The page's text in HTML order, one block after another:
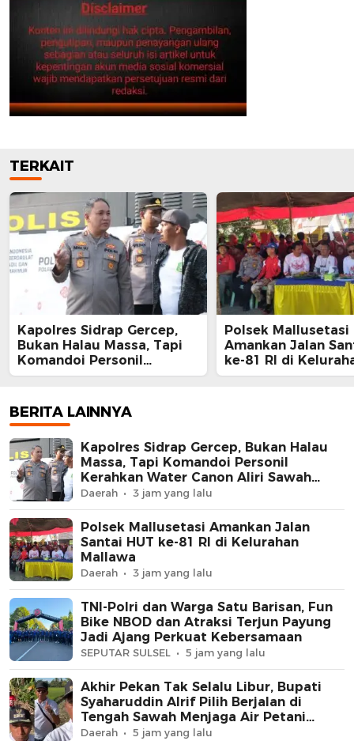
TERKAIT
Kapolres Sidrap Gercep,
Bukan Halau Massa, Tapi
Komandoi Personil
Kerahkan Water Canon
Polsek Mallusetasi
Amankan Jalan
ke-81 RI di
Mallawa
BERITA LAINNYA
Kapolres Sidrap Gercep, Bukan Halau
Massa, Tapi Komandoi Personil
Kerahkan Water Canon Aliri Sawah
Petani
Daerah 3 jam yang lalu
Polsek Mallusetasi Amankan Jalan
Santai HUT ke-81 RI di Kelurahan
Mallawa
Daerah 3 jam yang lalu
TNI-Polri dan Warga Satu Barisan, Fun
Bike NBOD dan Atraksi Terjun Payung
Jadi Ajang Perkuat Kebersamaan
SEPUTAR SULSEL 5 jam yang lalu
Akhir Pekan Tak Selalu Libur, Bupati
Syaharuddin Alrif Pilih Berjalan di
Tengah Sawah Menjaga Air Petani
Sidrap
Daerah 5 jam yang lalu